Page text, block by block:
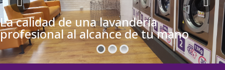
La calidad de una lavandería
profesional al alcance de tu mano